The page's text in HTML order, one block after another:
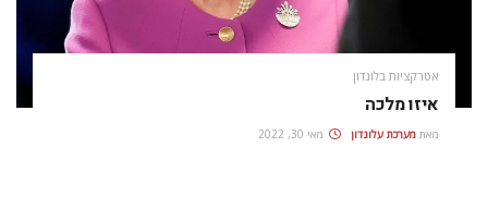
אטרקציות בלונדון
איזו מלכה
מאת מערכת עלונדון מאי 30, 2022